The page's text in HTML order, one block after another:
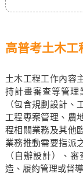
高普考土木工
土木工程工作內容
持計畫審查等管理
（包含規劃設計
工程專案管理、農
程相關業務及其他
業務推動需要指派
（自辦設計）、
造、履約管理或督